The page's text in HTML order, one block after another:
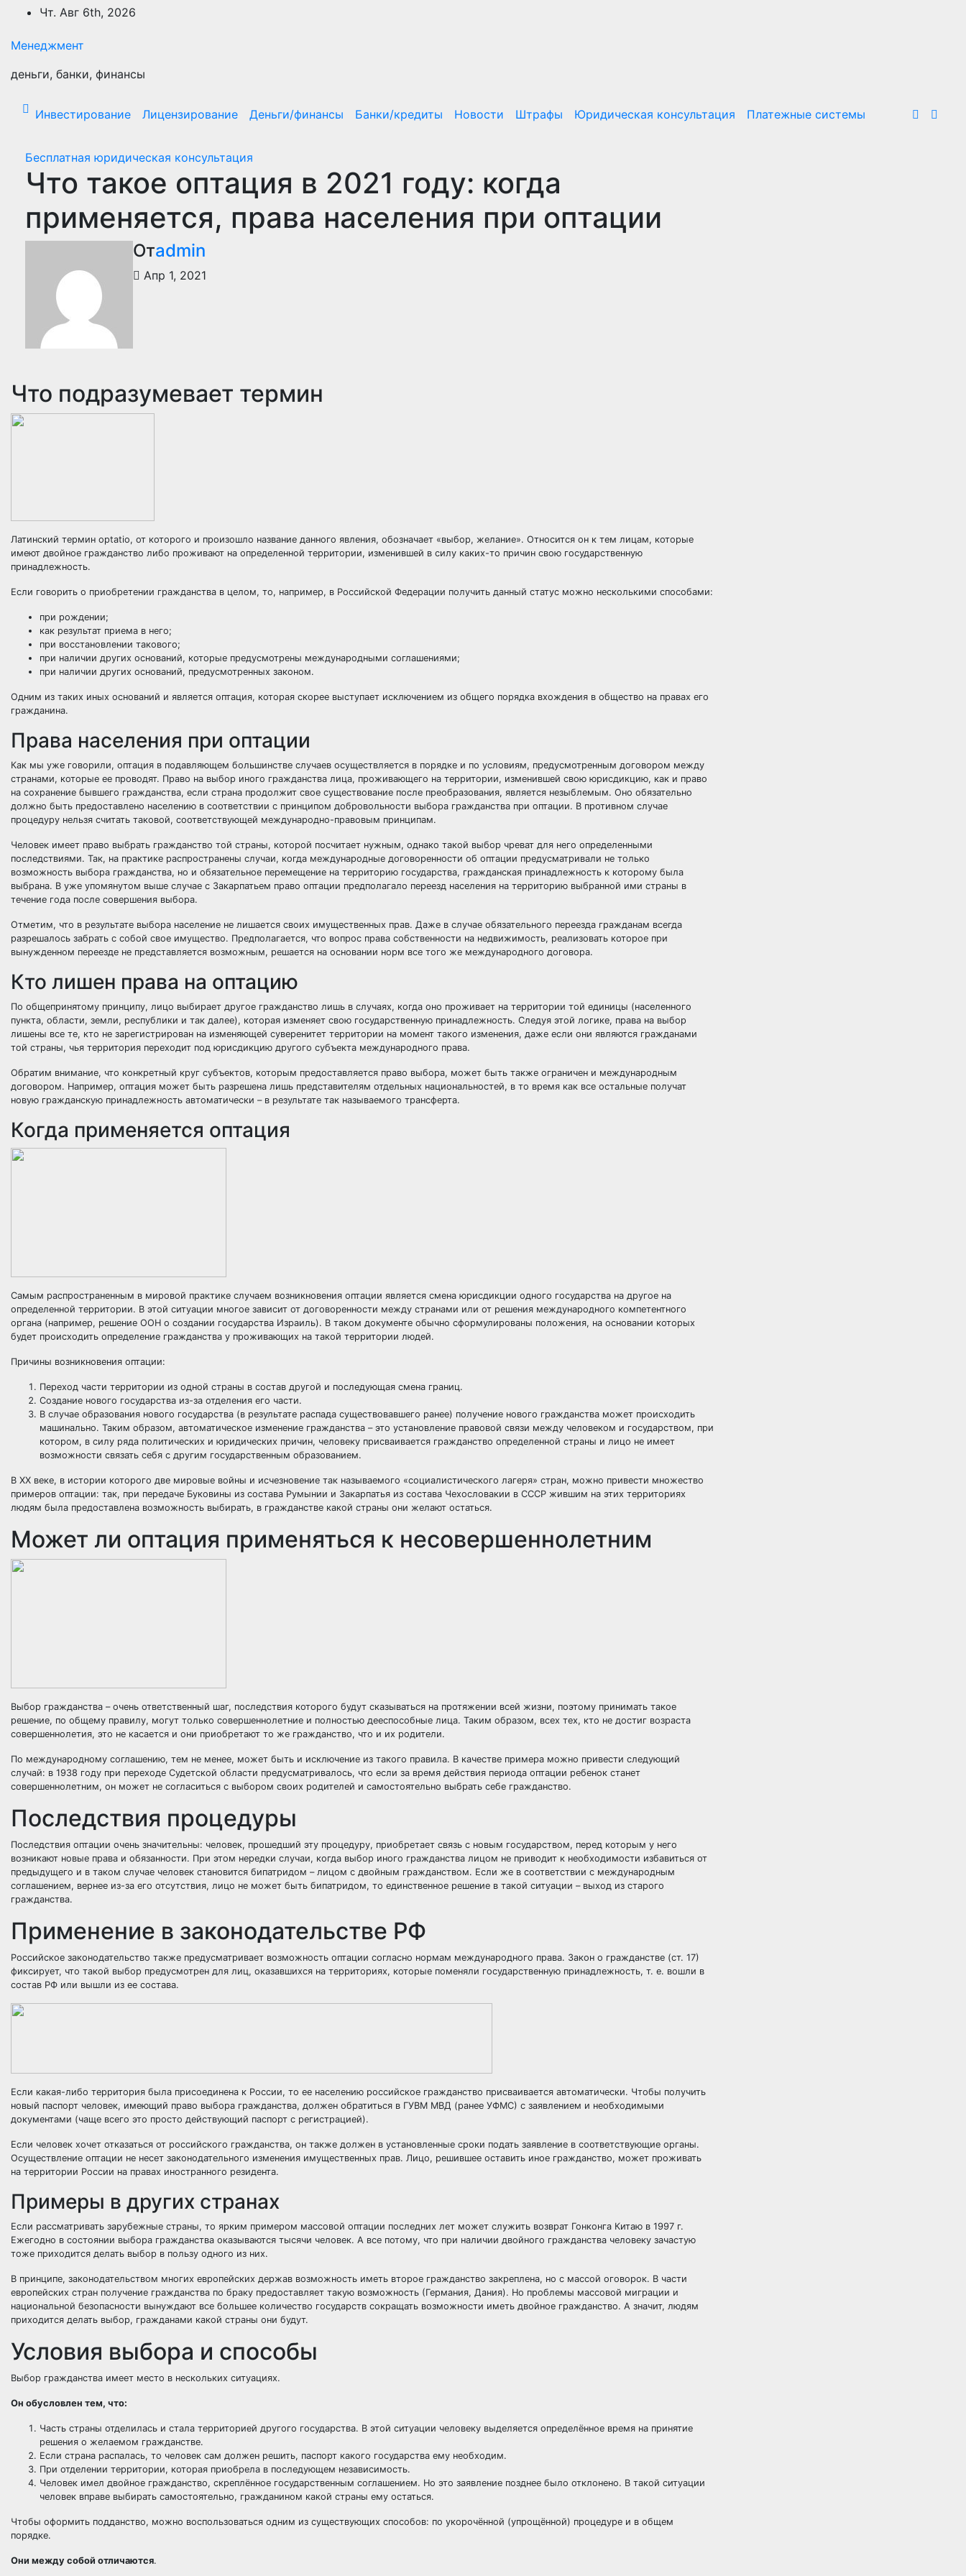
Перейти
содержимому
Чт. Авг 6th, 2026
Менеджмент
деньги, банки, финансы
Инвестирование Лицензирование Деньги/финансы Банки/кредиты Новости Штрафы Юридическая консультация Платежные системы
Бесплатная юридическая консультация
Что такое оптация в 2021 году: когда
применяется, права населения при оптации
Отadmin
Апр 1, 2021
Что подразумевает термин
Латинский термин optatio, от которого и произошло название данного явления, обозначает «выбор, желание». Относится он к тем лицам, которые
имеют двойное гражданство либо проживают на определенной территории, изменившей в силу каких-то причин свою государственную
принадлежность.
Если говорить о приобретении гражданства в целом, то, например, в Российской Федерации получить данный статус можно несколькими способами:
при рождении;
как результат приема в него;
при восстановлении такового;
при наличии других оснований, которые предусмотрены международными соглашениями;
при наличии других оснований, предусмотренных законом.
Одним из таких иных оснований и является оптация, которая скорее выступает исключением из общего порядка вхождения в общество на правах его
гражданина.
Права населения при оптации
Как мы уже говорили, оптация в подавляющем большинстве случаев осуществляется в порядке и по условиям, предусмотренным договором между
странами, которые ее проводят. Право на выбор иного гражданства лица, проживающего на территории, изменившей свою юрисдикцию, как и право
на сохранение бывшего гражданства, если страна продолжит свое существование после преобразования, является незыблемым. Оно обязательно
должно быть предоставлено населению в соответствии с принципом добровольности выбора гражданства при оптации. В противном случае
процедуру нельзя считать таковой, соответствующей международно-правовым принципам.
Человек имеет право выбрать гражданство той страны, которой посчитает нужным, однако такой выбор чреват для него определенными
последствиями. Так, на практике распространены случаи, когда международные договоренности об оптации предусматривали не только
возможность выбора гражданства, но и обязательное перемещение на территорию государства, гражданская принадлежность к которому была
выбрана. В уже упомянутом выше случае с Закарпатьем право оптации предполагало переезд населения на территорию выбранной ими страны в
течение года после совершения выбора.
Отметим, что в результате выбора население не лишается своих имущественных прав. Даже в случае обязательного переезда гражданам всегда
разрешалось забрать с собой свое имущество. Предполагается, что вопрос права собственности на недвижимость, реализовать которое при
вынужденном переезде не представляется возможным, решается на основании норм все того же международного договора.
Кто лишен права на оптацию
По общепринятому принципу, лицо выбирает другое гражданство лишь в случаях, когда оно проживает на территории той единицы (населенного
пункта, области, земли, республики и так далее), которая изменяет свою государственную принадлежность. Следуя этой логике, права на выбор
лишены все те, кто не зарегистрирован на изменяющей суверенитет территории на момент такого изменения, даже если они являются гражданами
той страны, чья территория переходит под юрисдикцию другого субъекта международного права.
Обратим внимание, что конкретный круг субъектов, которым предоставляется право выбора, может быть также ограничен и международным
договором. Например, оптация может быть разрешена лишь представителям отдельных национальностей, в то время как все остальные получат
новую гражданскую принадлежность автоматически – в результате так называемого трансферта.
Когда применяется оптация
Самым распространенным в мировой практике случаем возникновения оптации является смена юрисдикции одного государства на другое на
определенной территории. В этой ситуации многое зависит от договоренности между странами или от решения международного компетентного
органа (например, решение ООН о создании государства Израиль). В таком документе обычно сформулированы положения, на основании которых
будет происходить определение гражданства у проживающих на такой территории людей.
Причины возникновения оптации:
Переход части территории из одной страны в состав другой и последующая смена границ.
Создание нового государства из-за отделения его части.
В случае образования нового государства (в результате распада существовавшего ранее) получение нового гражданства может происходить
машинально. Таким образом, автоматическое изменение гражданства – это установление правовой связи между человеком и государством, при
котором, в силу ряда политических и юридических причин, человеку присваивается гражданство определенной страны и лицо не имеет
возможности связать себя с другим государственным образованием.
В ХХ веке, в истории которого две мировые войны и исчезновение так называемого «социалистического лагеря» стран, можно привести множество
примеров оптации: так, при передаче Буковины из состава Румынии и Закарпатья из состава Чехословакии в СССР жившим на этих территориях
людям была предоставлена возможность выбирать, в гражданстве какой страны они желают остаться.
Может ли оптация применяться к несовершеннолетним
Выбор гражданства – очень ответственный шаг, последствия которого будут сказываться на протяжении всей жизни, поэтому принимать такое
решение, по общему правилу, могут только совершеннолетние и полностью дееспособные лица. Таким образом, всех тех, кто не достиг возраста
совершеннолетия, это не касается и они приобретают то же гражданство, что и их родители.
По международному соглашению, тем не менее, может быть и исключение из такого правила. В качестве примера можно привести следующий
случай: в 1938 году при переходе Судетской области предусматривалось, что если за время действия периода оптации ребенок станет
совершеннолетним, он может не согласиться с выбором своих родителей и самостоятельно выбрать себе гражданство.
Последствия процедуры
Последствия оптации очень значительны: человек, прошедший эту процедуру, приобретает связь с новым государством, перед которым у него
возникают новые права и обязанности. При этом нередки случаи, когда выбор иного гражданства лицом не приводит к необходимости избавиться от
предыдущего и в таком случае человек становится бипатридом – лицом с двойным гражданством. Если же в соответствии с международным
соглашением, вернее из-за его отсутствия, лицо не может быть бипатридом, то единственное решение в такой ситуации – выход из старого
гражданства.
Применение в законодательстве РФ
Российское законодательство также предусматривает возможность оптации согласно нормам международного права. Закон о гражданстве (ст. 17)
фиксирует, что такой выбор предусмотрен для лиц, оказавшихся на территориях, которые поменяли государственную принадлежность, т. е. вошли в
состав РФ или вышли из ее состава.
Если какая-либо территория была присоединена к России, то ее населению российское гражданство присваивается автоматически. Чтобы получить
новый паспорт человек, имеющий право выбора гражданства, должен обратиться в ГУВМ МВД (ранее УФМС) с заявлением и необходимыми
документами (чаще всего это просто действующий паспорт с регистрацией).
Если человек хочет отказаться от российского гражданства, он также должен в установленные сроки подать заявление в соответствующие органы.
Осуществление оптации не несет законодательного изменения имущественных прав. Лицо, решившее оставить иное гражданство, может проживать
на территории России на правах иностранного резидента.
Примеры в других странах
Если рассматривать зарубежные страны, то ярким примером массовой оптации последних лет может служить возврат Гонконга Китаю в 1997 г.
Ежегодно в состоянии выбора гражданства оказываются тысячи человек. А все потому, что при наличии двойного гражданства человеку зачастую
тоже приходится делать выбор в пользу одного из них.
В принципе, законодательством многих европейских держав возможность иметь второе гражданство закреплена, но с массой оговорок. В части
европейских стран получение гражданства по браку предоставляет такую возможность (Германия, Дания). Но проблемы массовой миграции и
национальной безопасности вынуждают все большее количество государств сокращать возможности иметь двойное гражданство. А значит, людям
приходится делать выбор, гражданами какой страны они будут.
Условия выбора и способы
Выбор гражданства имеет место в нескольких ситуациях.
Он обусловлен тем, что:
Часть страны отделилась и стала территорией другого государства. В этой ситуации человеку выделяется определённое время на принятие
решения о желаемом гражданстве.
Если страна распалась, то человек сам должен решить, паспорт какого государства ему необходим.
При отделении территории, которая приобрела в последующем независимость.
Человек имел двойное гражданство, скреплённое государственным соглашением. Но это заявление позднее было отклонено. В такой ситуации
человек вправе выбирать самостоятельно, гражданином какой страны ему остаться.
Чтобы оформить подданство, можно воспользоваться одним из существующих способов: по укорочённой (упрощённой) процедуре и в общем
порядке.
Они между собой отличаются.